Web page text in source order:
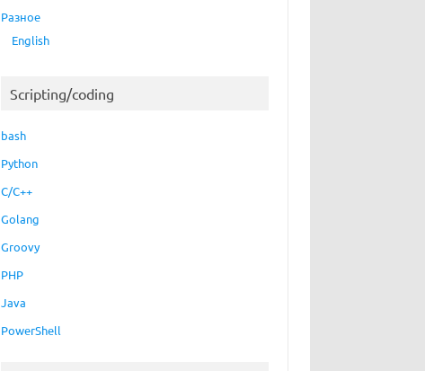
Разное
English
Scripting/coding
bash
Python
C/C++
Golang
Groovy
PHP
Java
PowerShell